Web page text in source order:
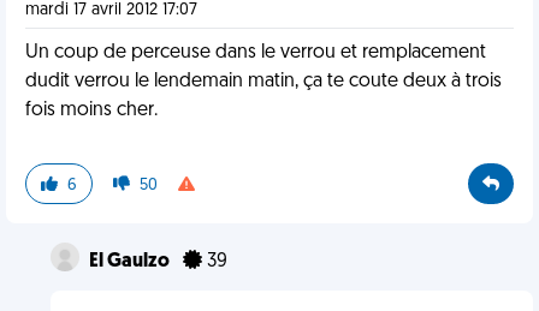
mardi 17 avril 2012 17:07
Un coup de perceuse dans le verrou et remplacement
dudit verrou le lendemain matin, ça te coute deux à trois
fois moins cher.
6 50
El Gaulzo 39